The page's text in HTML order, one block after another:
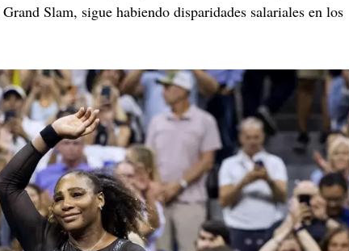
Slam, sigue habiendo disparidades salariales en los